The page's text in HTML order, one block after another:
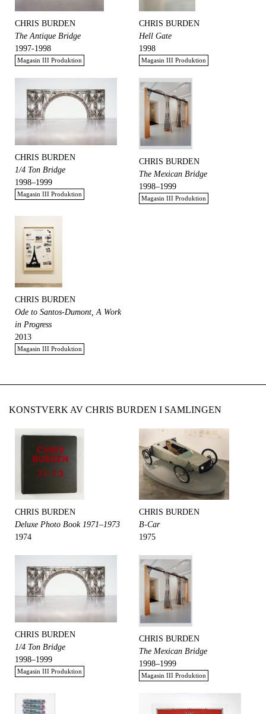
CHRIS BURDEN
The Antique Bridge
1997-1998
Magasin III Produktion
CHRIS BURDEN
Hell Gate
1998
Magasin III Produktion
CHRIS BURDEN
1/4 Ton Bridge
1998–1999
Magasin III Produktion
CHRIS BURDEN
The Mexican Bridge
1998–1999
Magasin III Produktion
CHRIS BURDEN
Ode to Santos-Dumont, A Work
in Progress
2013
Magasin III Produktion
KONSTVERK AV CHRIS BURDEN I SAMLINGEN
CHRIS BURDEN
Deluxe Photo Book 1971–1973
1974
CHRIS BURDEN
B-Car
1975
CHRIS BURDEN
1/4 Ton Bridge
1998–1999
Magasin III Produktion
CHRIS BURDEN
The Mexican Bridge
1998–1999
Magasin III Produktion